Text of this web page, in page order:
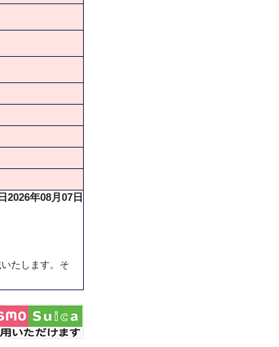
2026年08月07日
たします。そ